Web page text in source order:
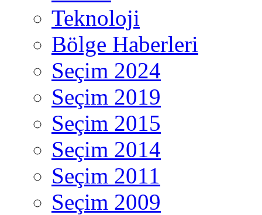
Teknoloji
Bölge Haberleri
Seçim 2024
Seçim 2019
Seçim 2015
Seçim 2014
Seçim 2011
Seçim 2009